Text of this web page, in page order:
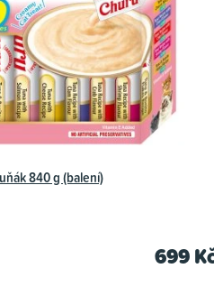
840 g (balení)
699